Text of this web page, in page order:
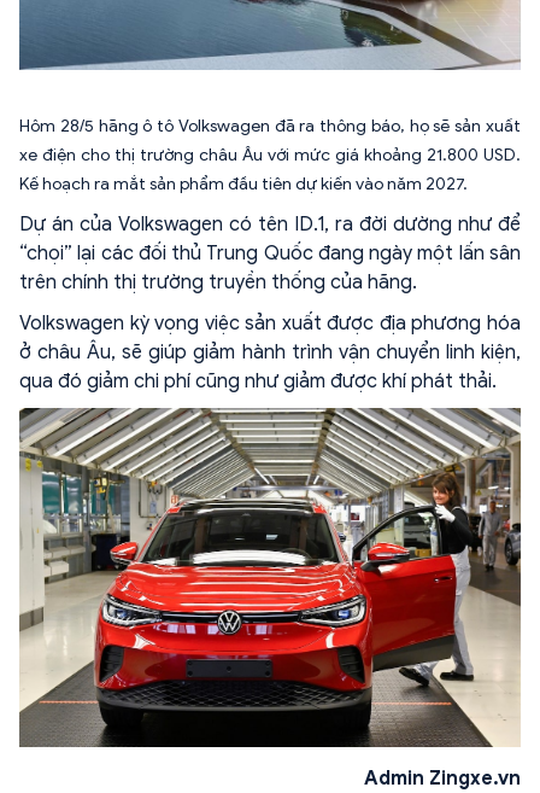
Hôm 28/5 hãng ô tô Volkswagen đã ra thông báo, họ sẽ sản xuất
xe điện cho thị trường châu Âu với mức giá khoảng 21.800 USD.
Kế hoạch ra mắt sản phẩm đầu tiên dự kiến vào năm 2027.
Dự án của Volkswagen có tên ID.1, ra đời dường như để
“chọi” lại các đối thủ Trung Quốc đang ngày một lấn sân
trên chính thị trường truyền thống của hãng.
Volkswagen kỳ vọng việc sản xuất được địa phương hóa
ở châu Âu, sẽ giúp giảm hành trình vận chuyển linh kiện,
qua đó giảm chi phí cũng như giảm được khí phát thải.
Admin Zingxe.vn